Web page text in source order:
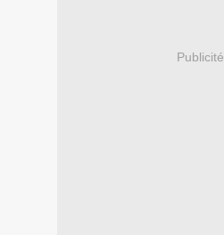
Publicité